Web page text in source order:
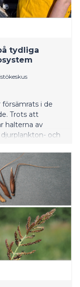
tydliga
i de
Trots att
halterna av
och